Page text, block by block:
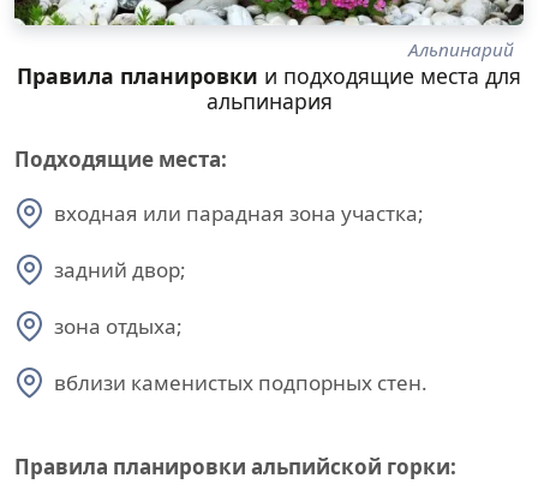
Альпинарий
Правила планировки и подходящие места для
альпинария
Подходящие места:
входная или парадная зона участка;
задний двор;
зона отдыха;
вблизи каменистых подпорных стен.
Правила планировки альпийской горки: